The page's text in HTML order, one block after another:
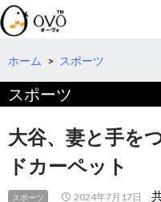
検
索
コ
テ
へ
動
ホーム > スポーツ
スポーツ
大谷、妻と手を
ドカーペット
スポーツ 2024年7月17日